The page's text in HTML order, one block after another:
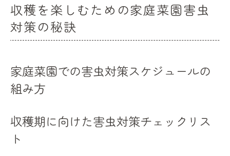
収穫を楽しむための家庭菜園害虫
対策の秘訣
家庭菜園での害虫対策スケジュールの
組み方
収穫期に向けた害虫対策チェックリス
ト